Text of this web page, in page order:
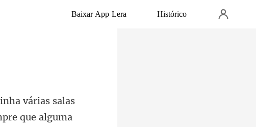
Baixar App Lera Histórico